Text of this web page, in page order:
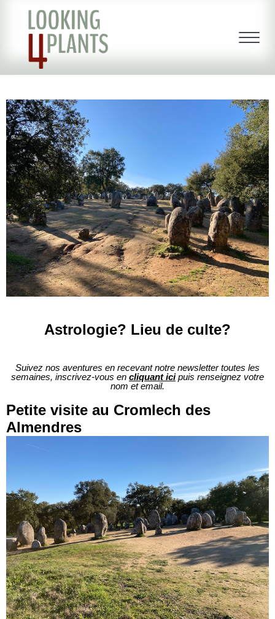
Astrologie? Lieu de culte?
Suivez nos aventures en recevant notre newsletter toutes les
semaines, inscrivez-vous en cliquant icipuis renseignez votre
nom et email.
Petite visite au Cromlech des
Almendres